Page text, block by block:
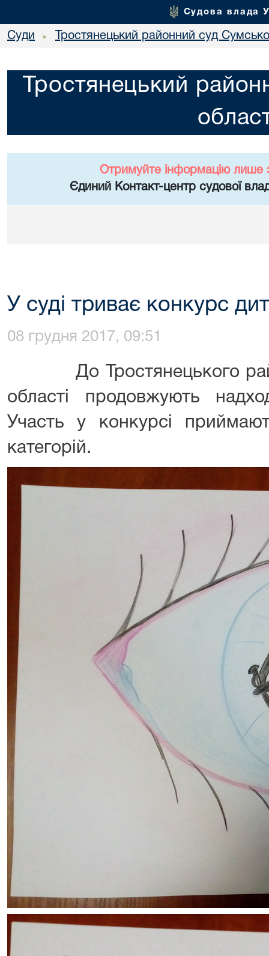
Судова влада
Суди • Тростянецький районний суд
Тростянецький
Отримуйте інформацію лише
Єдиний Контакт-центр судової
У суді триває конкурс
08 грудня 2017, 09:51
До Тростянецького
області продовжують
Участь у конкурсі
категорій.